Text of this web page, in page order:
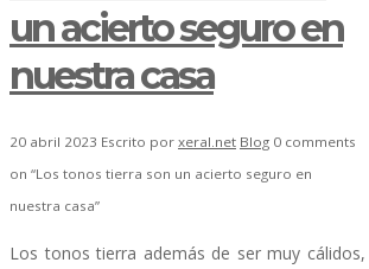
un acierto seguro en
nuestra casa
20 abril 2023 Escrito por xeral.net Blog 0 comments
on “Los tonos tierra son un acierto seguro en
nuestra casa”
Los tonos tierra además de ser muy cálidos,